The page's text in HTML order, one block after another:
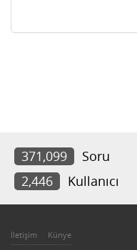
371,099 Soru
2,446
Kullanıcı
İletişim Künye